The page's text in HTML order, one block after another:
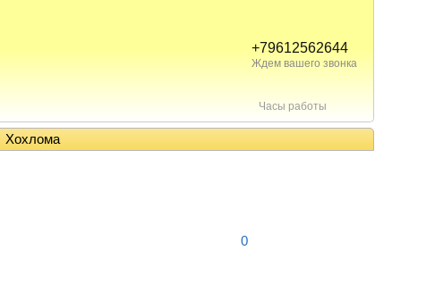
+79612562644
Ждем вашего звонка
Часы работы
Хохлома
0